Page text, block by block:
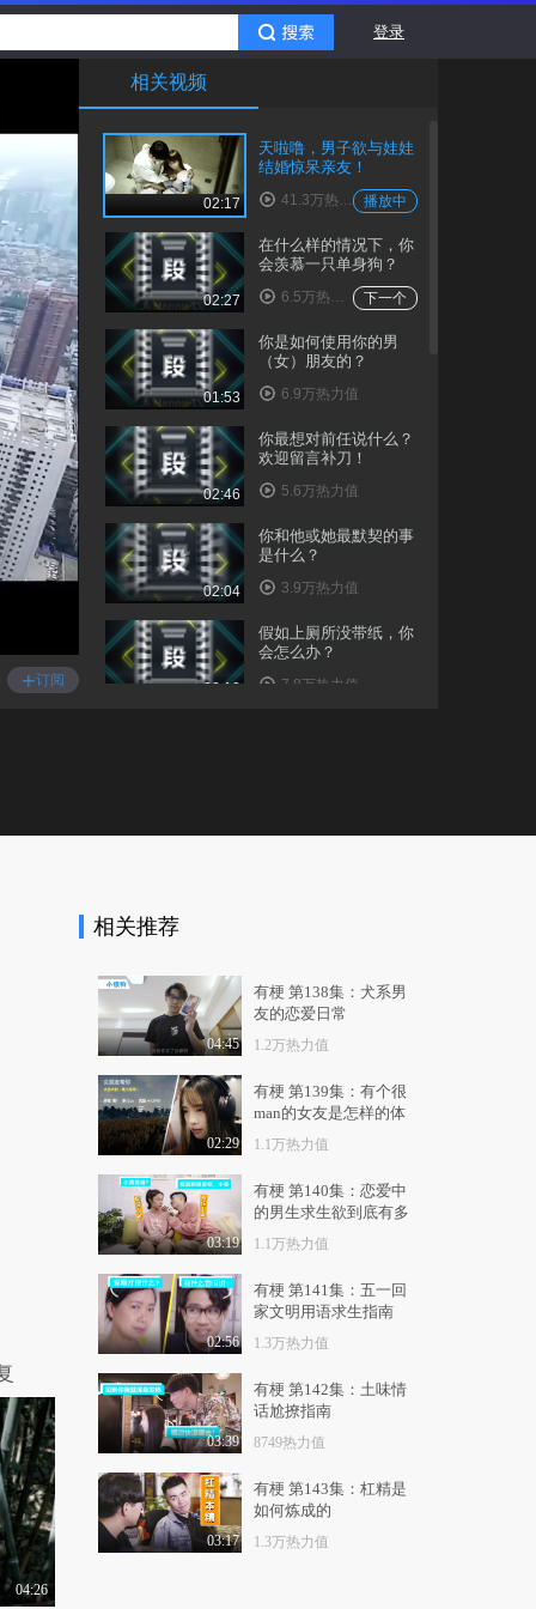
登录
+订阅
相关视频
02:17
天啦噜，男子欲与娃娃
结婚惊呆亲友！
播放中
41.3万热力值
02:27
在什么样的情况下，你
会羡慕一只单身狗？
下一个
6.5万热力值
01:53
你是如何使用你的男
（女）朋友的？
6.9万热力值
02:46
你最想对前任说什么？
欢迎留言补刀！
5.6万热力值
02:04
你和他或她最默契的事
是什么？
3.9万热力值
02:13
假如上厕所没带纸，你
会怎么办？
7.8万热力值
02:21
02:00
扒一扒你遇到过的尴尬
事！
02:13
假如你的另一半男女通
吃，你会怎么办？
01:07
性感女神王李丹妮拯救
失足男青年
什么样的运动可以分分
王李丹妮和张驰上演大
相关推荐
04:45
有梗 第138集：犬系男
友的恋爱日常
1.2万热力值
02:29
有梗 第139集：有个很
man的女友是怎样的体
验
1.1万热力值
03:19
有梗 第140集：恋爱中
的男生求生欲到底有多
强
1.1万热力值
02:56
有梗 第141集：五一回
家文明用语求生指南
1.3万热力值
03:39
有梗 第142集：土味情
话尬撩指南
8749热力值
03:17
有梗 第143集：杠精是
如何炼成的
1.3万热力值
04:26